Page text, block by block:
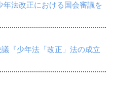
年法改正における国会審議を
『少年法「改正」法の成立